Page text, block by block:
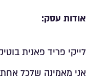
אודות עסק:
לייקי פריד פאנית
אני מאמינה שלכל